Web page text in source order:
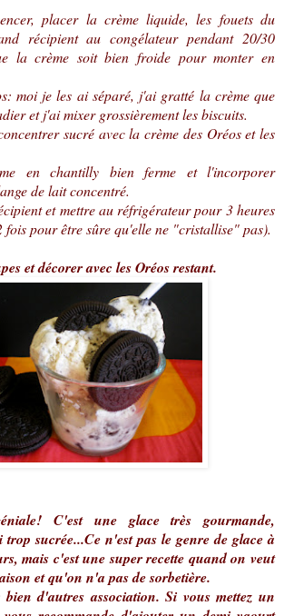
placer la crème liquide, les fouets du
récipient au congélateur pendant 20/30
la crème soit bien froide pour monter en
moi je les ai séparé, j'ai gratté la crème que
et j'ai mixer grossièrement les biscuits.
sucré avec la crème des Oréos et les
en chantilly bien ferme et l'incorporer
de lait concentré.
et mettre au réfrigérateur pour 3 heures
fois pour être sûre qu'elle ne "cristallise" pas).
et décorer avec les Oréos restant.
C'est une glace très gourmande,
trop sucrée...Ce n'est pas le genre de glace à
mais c'est une super recette quand on veut
et qu'on n'a pas de sorbetière.
bien d'autres association. Si vous mettez un